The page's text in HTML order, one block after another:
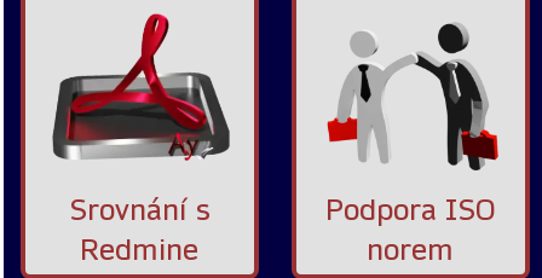
Srovnání s
Redmine
Podpora ISO
norem